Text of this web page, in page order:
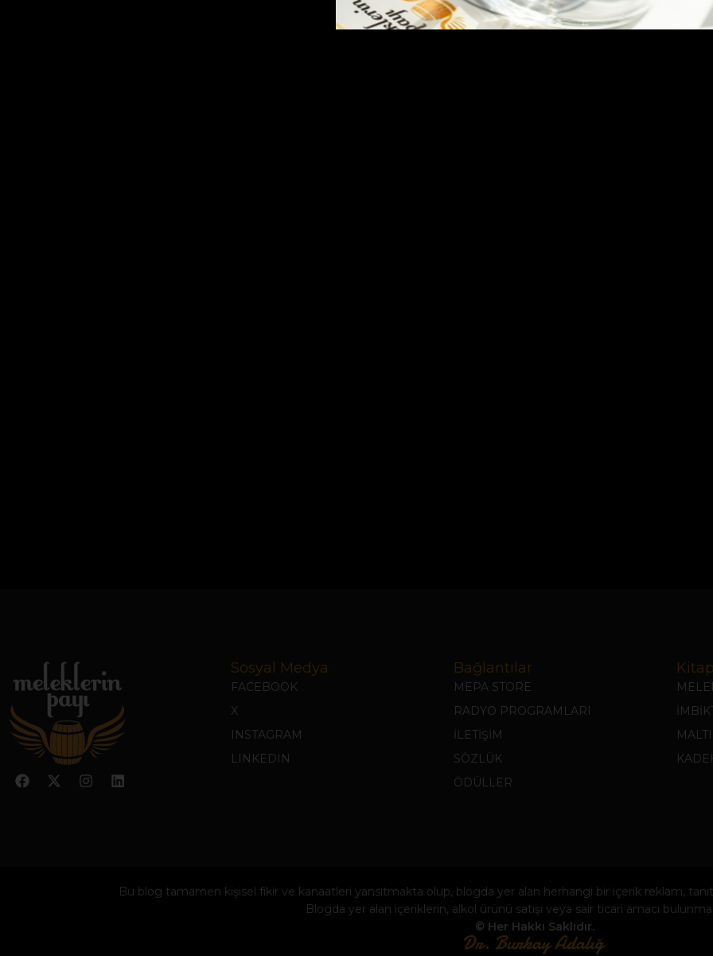
Sosyal Medya
FACEBOOK
X
INSTAGRAM
LINKEDIN
Bağlantılar
MEPA STORE
RADYO PROGRAMLARI
İLETİŞİM
SÖZLÜK
ÖDÜLLER
Bu blog tamamen kişisel fikir ve kanaatleri yansıtmakta olup, blogda yer alan herhangi bir içerik reklam,
Blogda yer alan içeriklerin, alkol ürünü satışı veya sair ticari amacı
© Her Hakkı Saklıdır.